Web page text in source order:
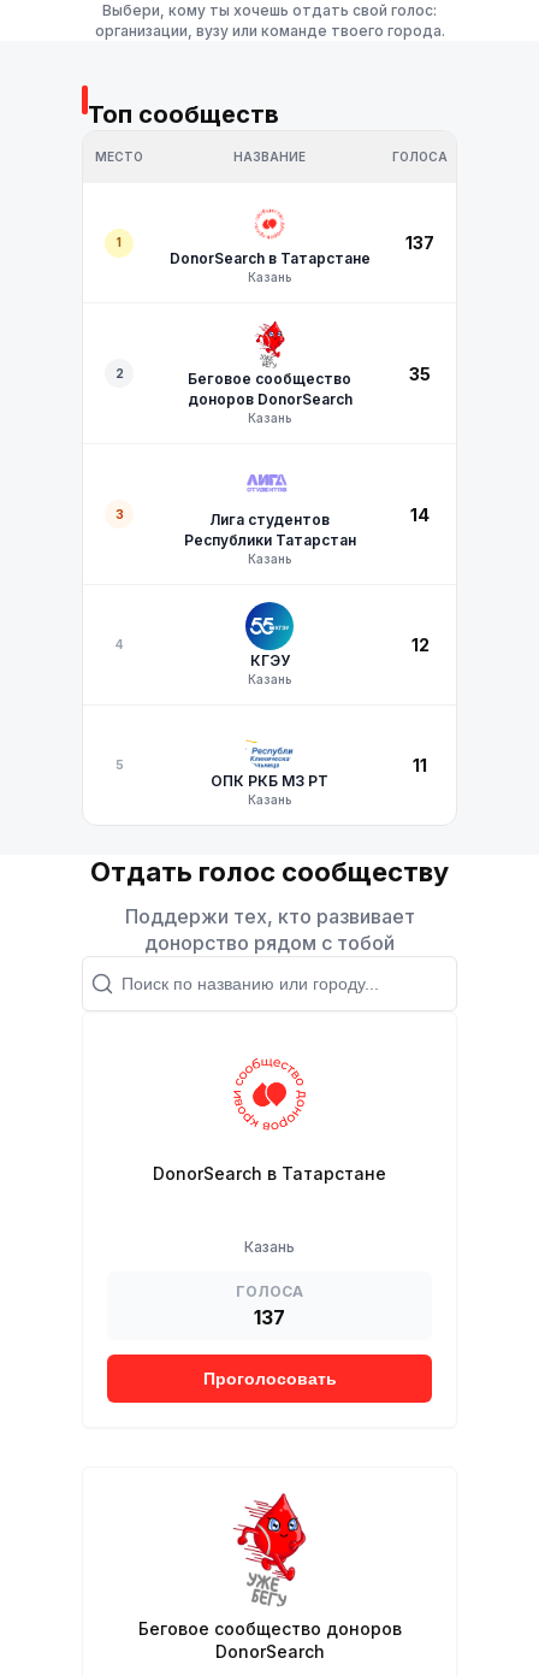
Выбери, кому ты хочешь отдать свой голос:
организации, вузу или команде твоего города.
Топ сообществ
МЕСТО НАЗВАНИЕ ГОЛОСА
1
DonorSearch в Татарстане
Казань
137
2
Беговое сообщество
доноров DonorSearch
Казань
35
3
Лига студентов
Республики Татарстан
Казань
14
4
КГЭУ
Казань
12
5
ОПК РКБ МЗ РТ
Казань
11
Отдать голос сообществу
Поддержи тех, кто развивает
донорство рядом с тобой
DonorSearch в Татарстане
Казань
ГОЛОСА
137
Проголосовать
Беговое сообщество доноров
DonorSearch